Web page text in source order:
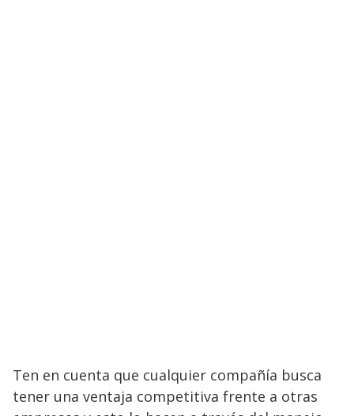
Ten en cuenta que cualquier compañía busca
tener una ventaja competitiva frente a otras